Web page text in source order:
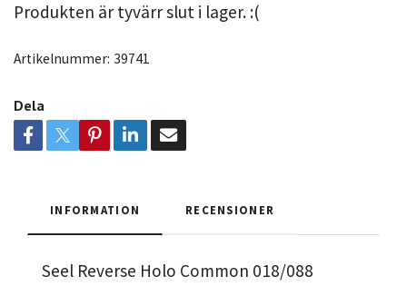
Produkten är tyvärr slut i lager. :(
Artikelnummer: 39741
Dela
INFORMATION RECENSIONER
Seel Reverse Holo Common 018/088